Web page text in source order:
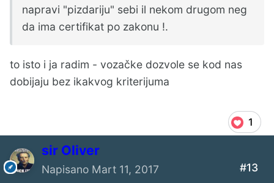
napravi "pizdariju" sebi il nekom drugom neg
da ima certifikat po zakonu !.
to isto i ja radim - vozačke dozvole se kod nas
dobijaju bez ikakvog kriterijuma
1
sir Oliver
Napisano Mart 11, 2017 #13